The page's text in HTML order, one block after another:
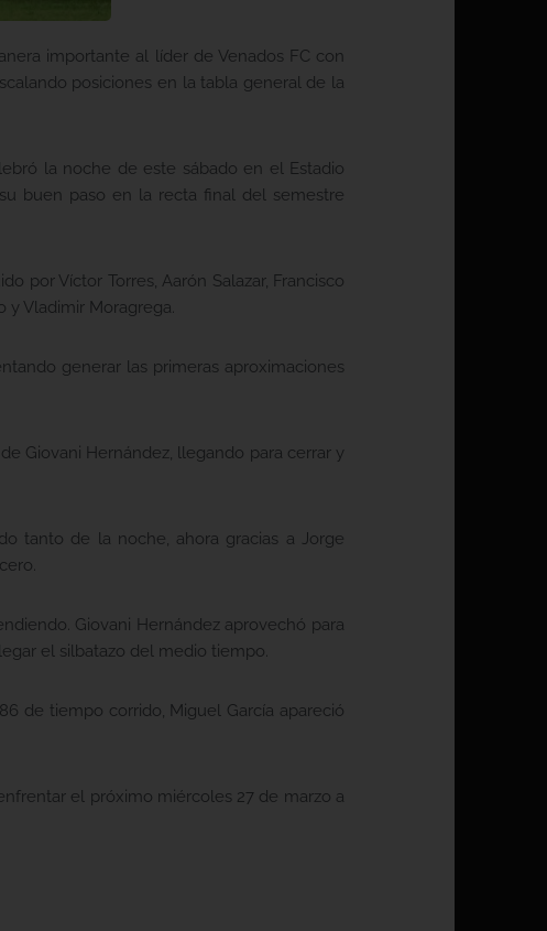
importante al líder de Venados FC con
posiciones en la tabla general de la
la noche de este sábado en el Estadio
buen paso en la recta final del semestre
por Víctor Torres, Aarón Salazar, Francisco
y Vladimir Moragrega.
generar las primeras aproximaciones
Giovani Hernández, llegando para cerrar y
tanto de la noche, ahora gracias a Jorge
Giovani Hernández aprovechó para
el silbatazo del medio tiempo.
de tiempo corrido, Miguel García apareció
el próximo miércoles 27 de marzo a